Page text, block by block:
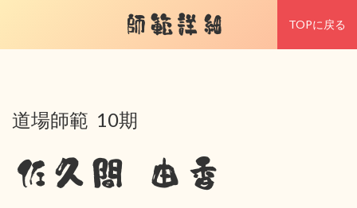
師範詳細 TOPに戻る
道場師範 10期
佐久間 由香